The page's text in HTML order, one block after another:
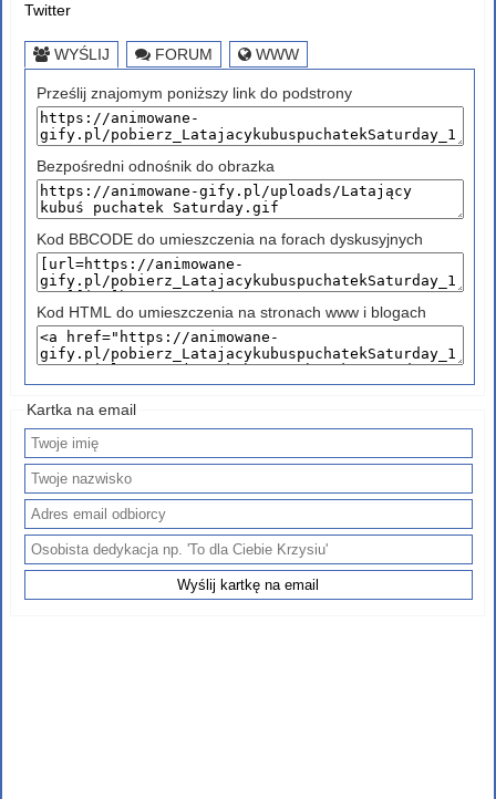
Twitter
WYŚLIJ FORUM WWW
Prześlij znajomym poniższy link do podstrony
Bezpośredni odnośnik do obrazka
Kod BBCODE do umieszczenia na forach dyskusyjnych
Kod HTML do umieszczenia na stronach www i blogach
Kartka na email